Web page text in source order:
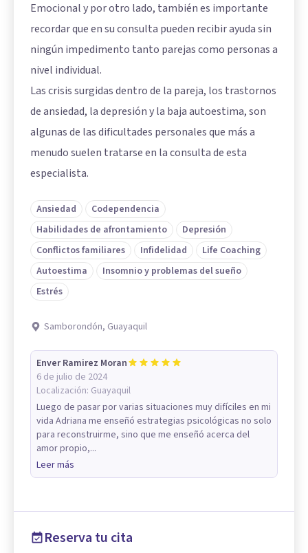
Emocional y por otro lado, también es importante
recordar que en su consulta pueden recibir ayuda sin
ningún impedimento tanto parejas como personas a
nivel individual.
Las crisis surgidas dentro de la pareja, los trastornos
de ansiedad, la depresión y la baja autoestima, son
algunas de las dificultades personales que más a
menudo suelen tratarse en la consulta de esta
especialista.
Ansiedad
Codependencia
Habilidades de afrontamiento
Depresión
Conflictos familiares
Infidelidad
Life Coaching
Autoestima
Insomnio y problemas del sueño
Estrés
Samborondón, Guayaquil
Enver Ramirez Moran
6 de julio de 2024
Localización: Guayaquil
Luego de pasar por varias situaciones muy difíciles en mi
vida Adriana me enseñó estrategias psicológicas no solo
para reconstruirme, sino que me enseñó acerca del
amor propio,...
Leer más
Reserva tu cita